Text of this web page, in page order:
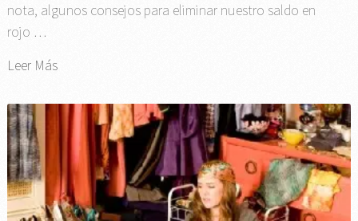
nota, algunos consejos para eliminar nuestro saldo en
rojo …
Leer Más